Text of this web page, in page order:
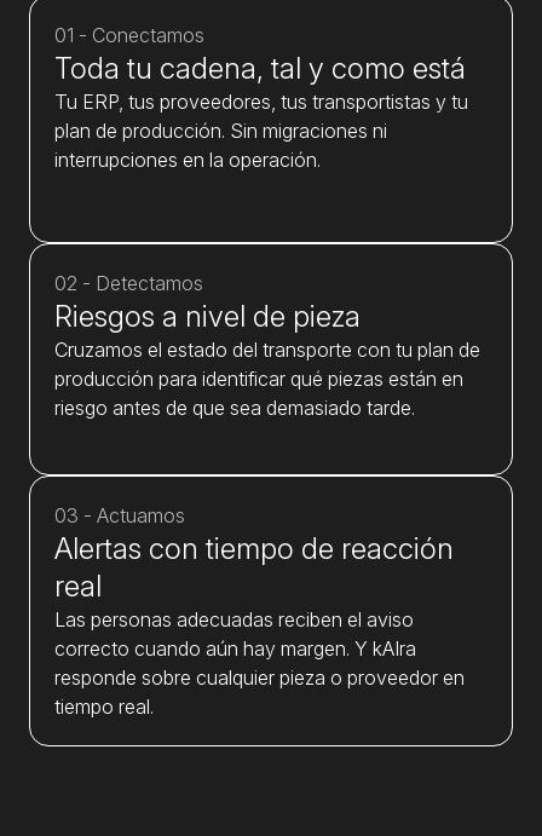
01 - Conectamos
Toda tu cadena, tal y como está
Tu ERP, tus proveedores, tus transportistas y tu
plan de producción. Sin migraciones ni
interrupciones en la operación.
02 - Detectamos
Riesgos a nivel de pieza
Cruzamos el estado del transporte con tu plan de
producción para identificar qué piezas están en
riesgo antes de que sea demasiado tarde.
03 - Actuamos
Alertas con tiempo de reacción
real
Las personas adecuadas reciben el aviso
correcto cuando aún hay margen. Y kAIra
responde sobre cualquier pieza o proveedor en
tiempo real.